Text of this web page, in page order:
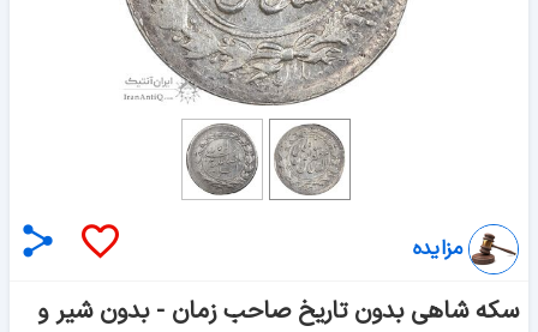
مزایده
سکه شاهی بدون تاریخ صاحب زمان - بدون شیر و